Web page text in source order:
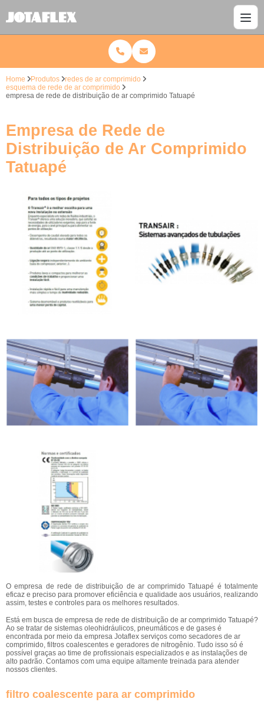
Home Produtos
redes de ar comprimido
esquema de rede de ar comprimido
empresa de rede de distribuição de ar comprimido Tatuapé
Empresa de Rede de
Distribuição de Ar Comprimido
Tatuapé
O empresa de rede de distribuição de ar comprimido Tatuapé é totalmente
eficaz e preciso para promover eficiência e qualidade aos usuários, realizando
assim, testes e controles para os melhores resultados.
Está em busca de empresa de rede de distribuição de ar comprimido Tatuapé?
Ao se tratar de sistemas oleohidráulicos, pneumáticos e de gases é
encontrada por meio da empresa Jotaflex serviços como secadores de ar
comprimido, filtros coalescentes e geradores de nitrogênio. Tudo isso só é
possível graças ao time de profissionais especializados e as instalações de
alto padrão. Contamos com uma equipe altamente treinada para atender
nossos clientes.
filtro coalescente para ar comprimido